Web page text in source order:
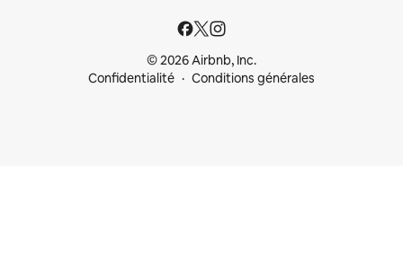
© 2026 Airbnb, Inc.
Confidentialité
Conditions générales